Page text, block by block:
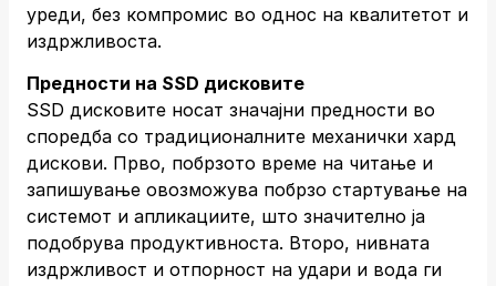
уреди, без компромис во однос на квалитетот и
издржливоста.
Предности на SSD дисковите
SSD дисковите носат значајни предности во
споредба со традиционалните механички хард
дискови. Прво, побрзото време на читање и
запишување овозможува побрзо стартување на
системот и апликациите, што значително ја
подобрува продуктивноста. Второ, нивната
издржливост и отпорност на удари и вода ги